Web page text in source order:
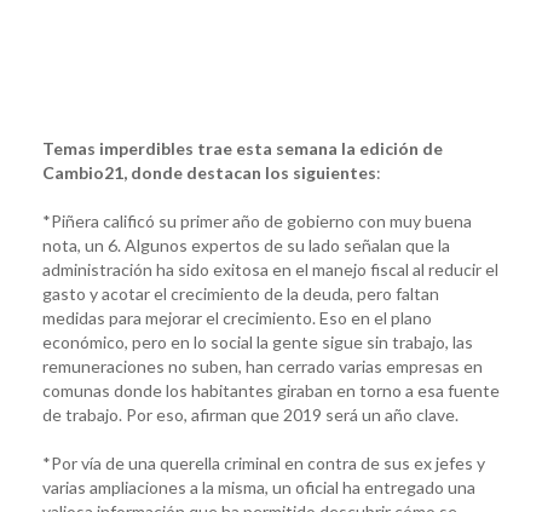
Temas imperdibles trae esta semana la edición de
Cambio21, donde destacan los siguientes:
*Piñera calificó su primer año de gobierno con muy buena
nota, un 6. Algunos expertos de su lado señalan que la
administración ha sido exitosa en el manejo fiscal al reducir el
gasto y acotar el crecimiento de la deuda, pero faltan
medidas para mejorar el crecimiento. Eso en el plano
económico, pero en lo social la gente sigue sin trabajo, las
remuneraciones no suben, han cerrado varias empresas en
comunas donde los habitantes giraban en torno a esa fuente
de trabajo. Por eso, afirman que 2019 será un año clave.
*Por vía de una querella criminal en contra de sus ex jefes y
varias ampliaciones a la misma, un oficial ha entregado una